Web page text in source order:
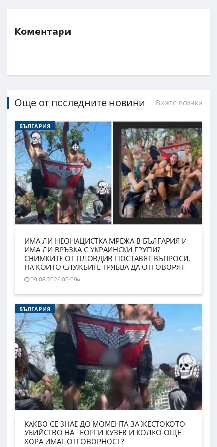
Коментари
Още от последните новини Вижте всички
БЪЛГАРИЯ
ИМА ЛИ НЕОНАЦИСТКА МРЕЖА В БЪЛГАРИЯ И
ИМА ЛИ ВРЪЗКА С УКРАИНСКИ ГРУПИ?
СНИМКИТЕ ОТ ПЛОВДИВ ПОСТАВЯТ ВЪПРОСИ,
НА КОИТО СЛУЖБИТЕ ТРЯБВА ДА ОТГОВОРЯТ
09.08.2026 09:09ч.
БЪЛГАРИЯ
КАКВО СЕ ЗНАЕ ДО МОМЕНТА ЗА ЖЕСТОКОТО
УБИЙСТВО НА ГЕОРГИ КУЗЕВ И КОЛКО ОЩЕ
ХОРА ИМАТ ОТГОВОРНОСТ?